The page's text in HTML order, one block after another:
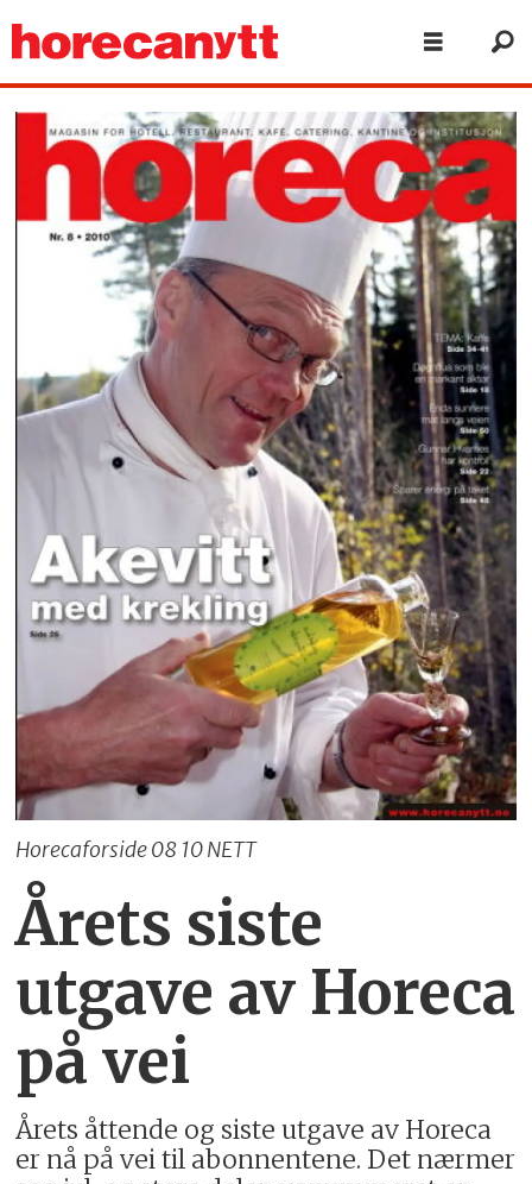
Horecaforside 08 10 NETT
Årets siste
utgave av Horeca
på vei
Årets åttende og siste utgave av Horeca
er nå på vei til abonnentene. Det nærmer